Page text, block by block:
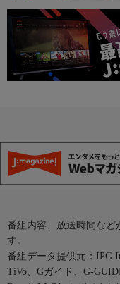
番組内容、放送時間など
す。
番組データ提供元：IPG
TiVo、Gガイド、G-